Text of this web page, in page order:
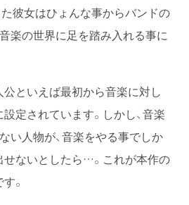
彼女はひょんな事からバンドの
楽の世界に足を踏み入れる事に
といえば最初から音楽に対し
定されています。しかし、音楽
い人物が、音楽をやる事でしか
せないとしたら…。これが本作の
。